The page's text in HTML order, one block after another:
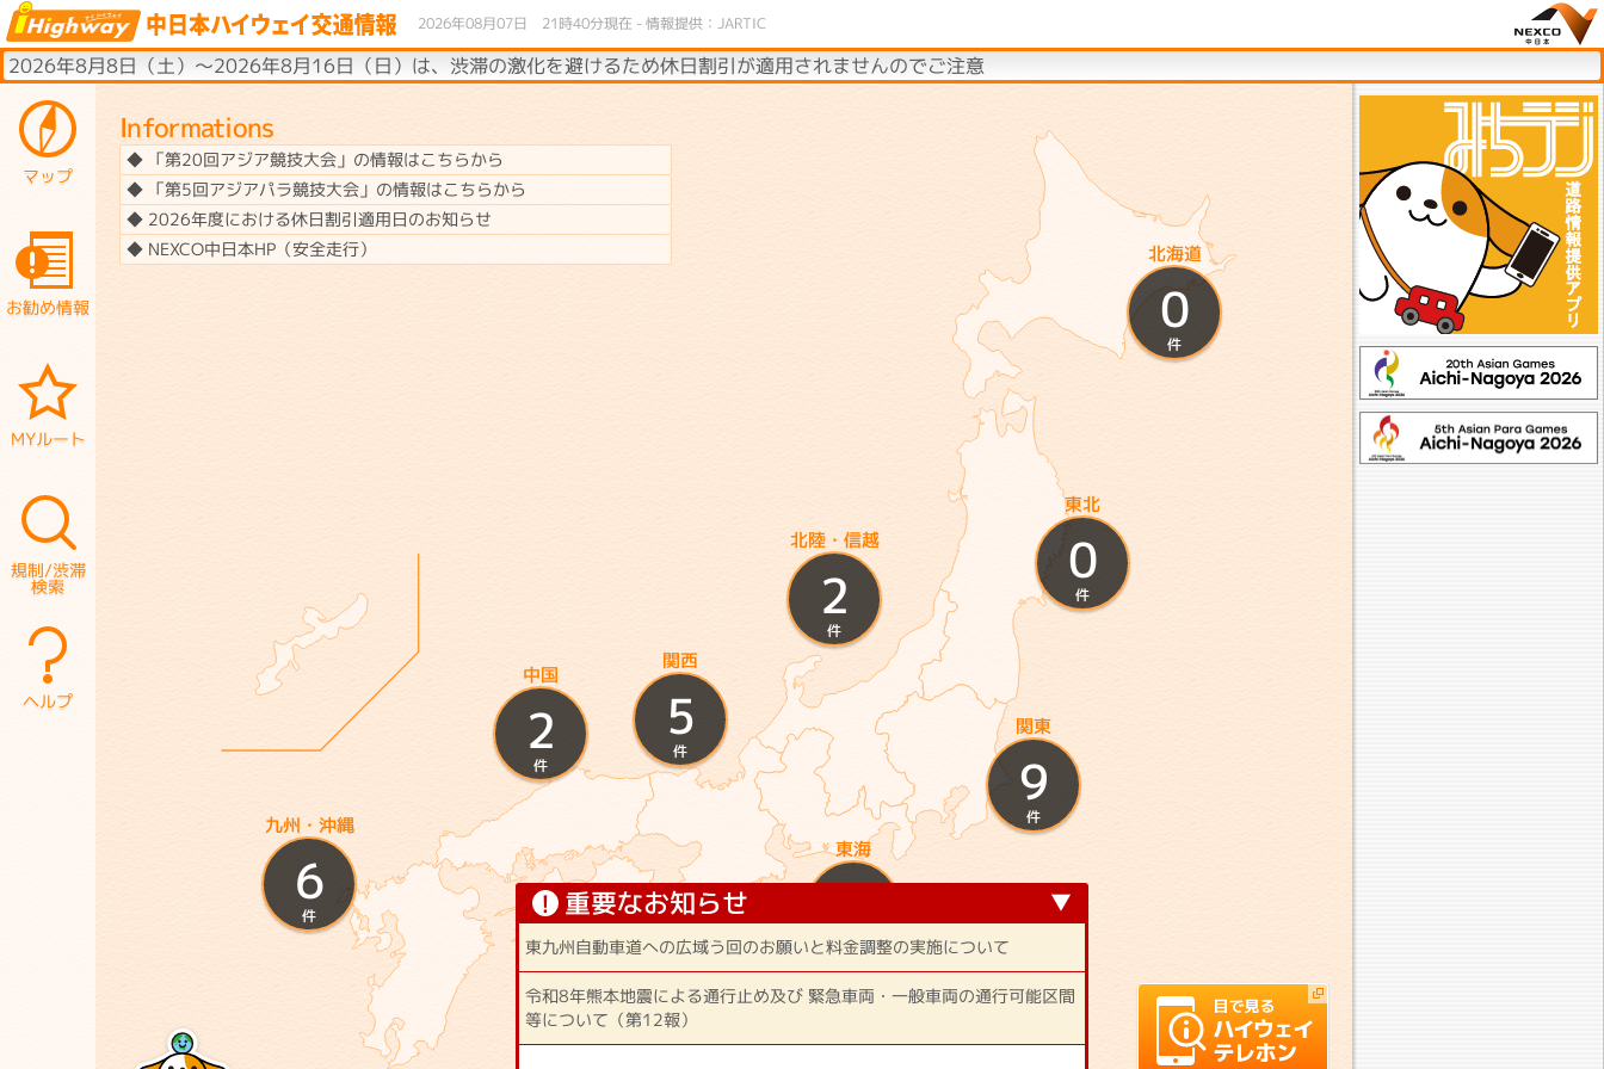
2026年08月07日 21時40分現在 - 情報提供：JARTIC
2026年8月8日（土）〜2026年8月16日（日）は、渋滞の激化を避けるため休日割引が適用されませんのでご注意ください。
マップ
お勧め情報
MYルート
規制/渋滞
検索
ヘルプ
北海道
0
件
東北
0
件
北陸・信越
2
件
関東
9
件
東海
5
件
関西
5
件
中国
2
件
四国
0
件
九州・沖縄
6
件
Informations
◆ 「第20回アジア競技大会」の情報はこちらから
◆ 「第5回アジアパラ競技大会」の情報はこちらから
◆ 2026年度における休日割引適用日のお知らせ
◆ NEXCO中日本HP（安全走行）
! 重要なお知らせ ▼
東九州自動車道への広域う回のお願いと料金調整の実施について
令和8年熊本地震による通行止め及び 緊急車両・一般車両の通行可能区間
等について（第12報）